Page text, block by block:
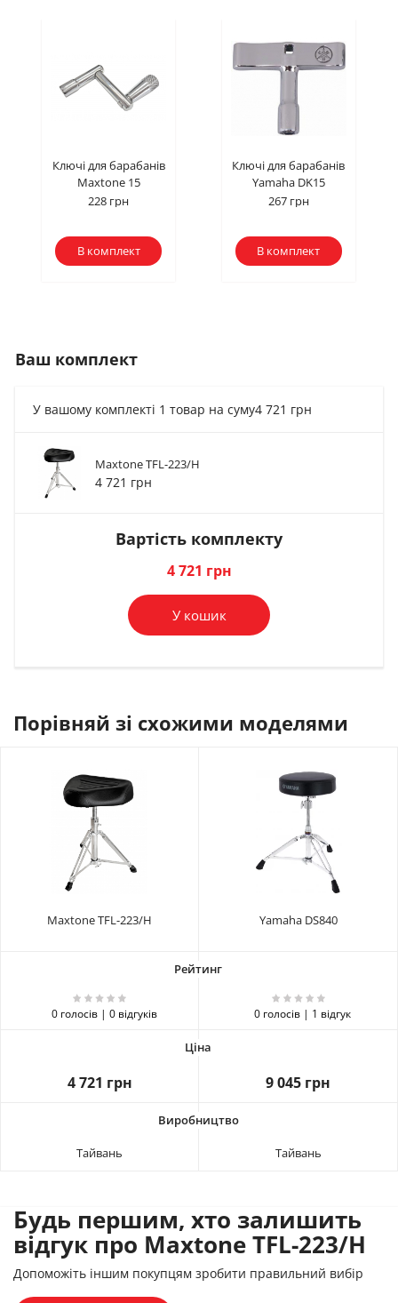
Ключі для барабанів
Maxtone 15
228 грн
В комплект
Ключі для барабанів
Yamaha DK15
267 грн
В комплект
Ключі для барабанів
Maxtone 15
Ваш комплект
У вашому комплекті 1 товар на суму4 721 грн
Maxtone TFL-223/H
4 721 грн
Вартість комплекту
4 721 грн
У кошик
Порівняй зі схожими моделями
Maxtone TFL-223/H Yamaha DS840
0 голосів | 0 відгуків 0 голосів | 1 відгук
4 721 грн 9 045 грн
Тайвань Тайвань
Будь першим, хто залишить
відгук про Maxtone TFL-223/H
Допоможіть іншим покупцям зробити правильний вибір